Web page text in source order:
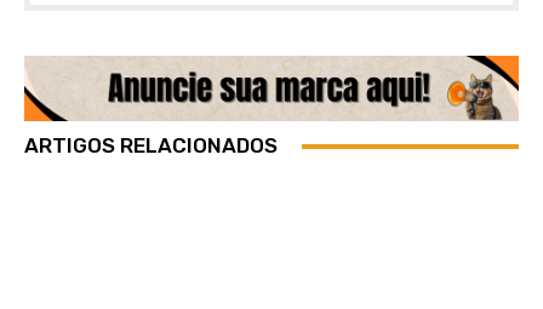
ARTIGOS RELACIONADOS